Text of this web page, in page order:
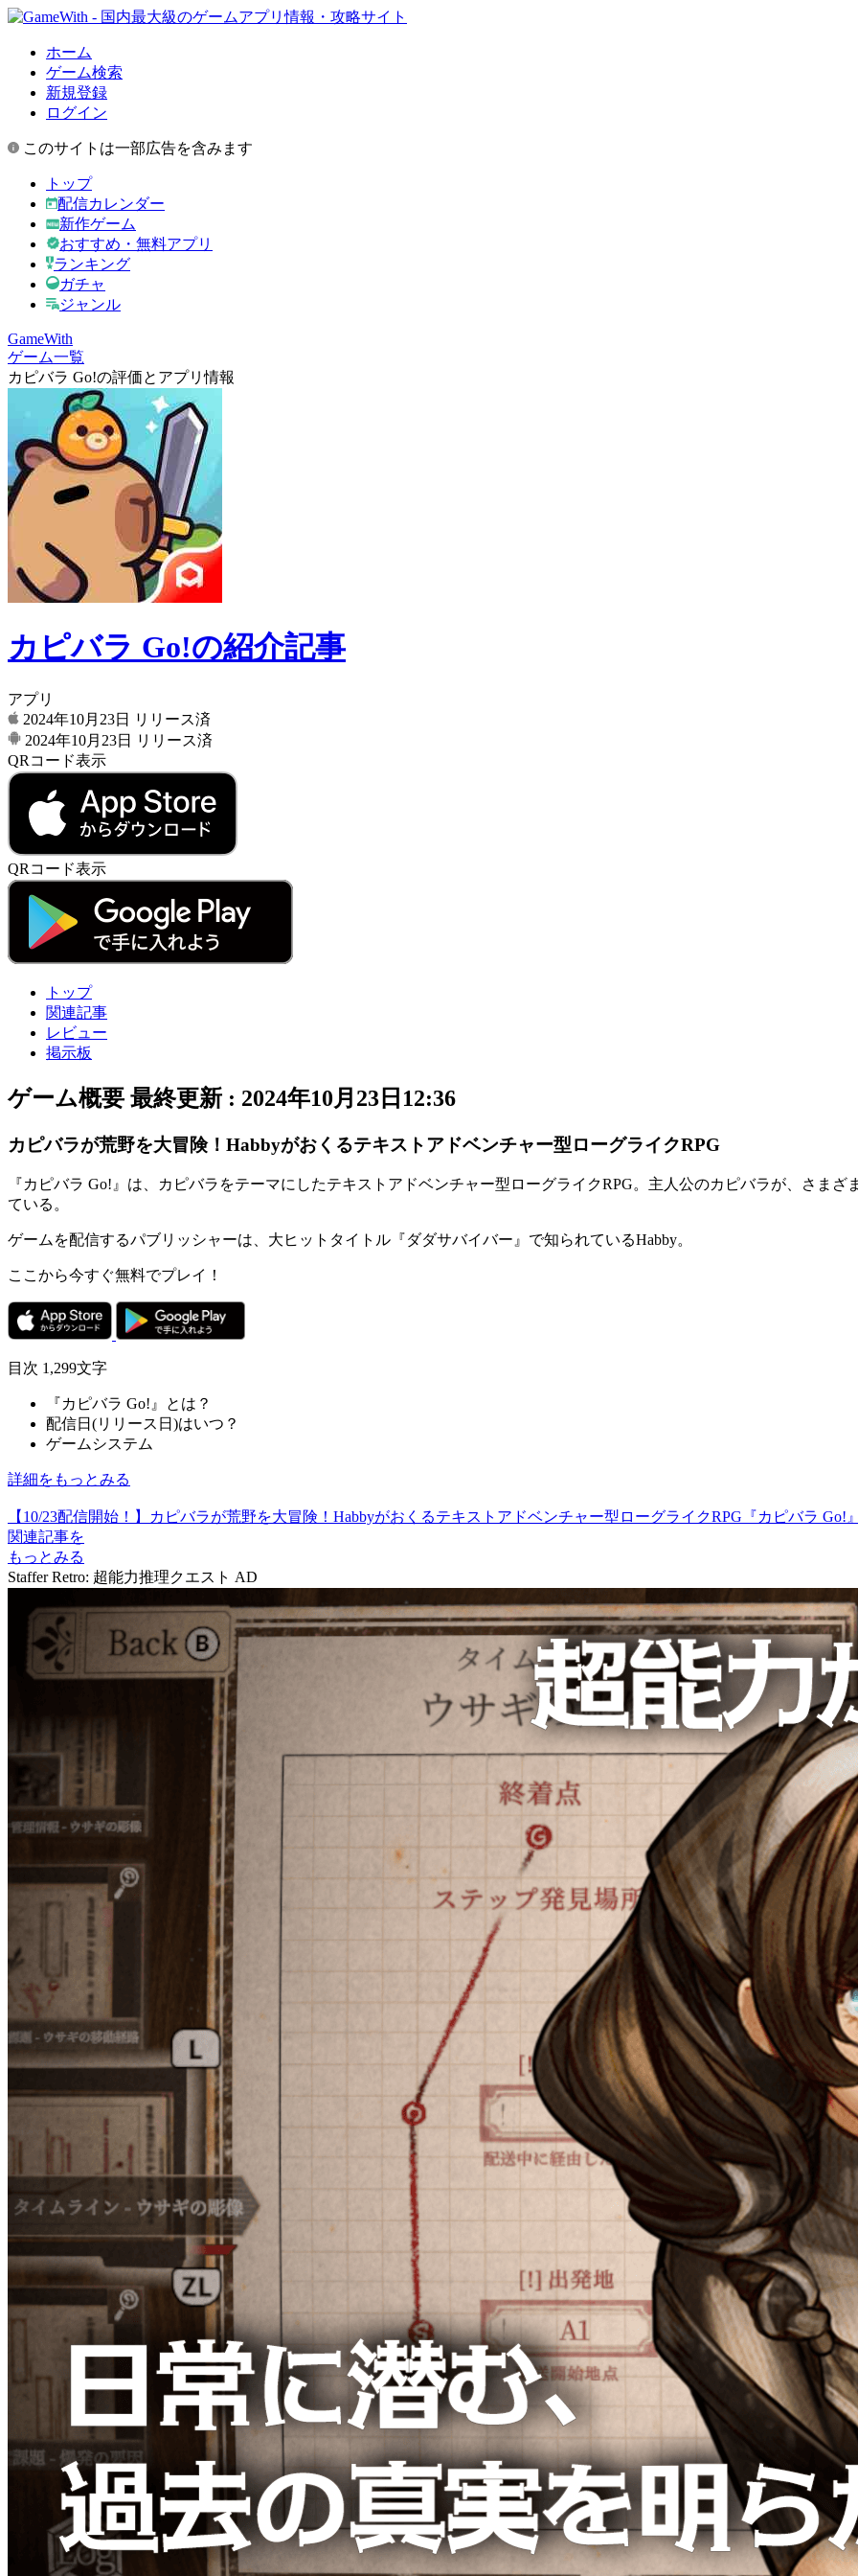
ホーム
ゲーム検索
新規登録
ログイン
このサイトは一部広告を含みます
トップ
配信カレンダー
新作ゲーム
おすすめ・無料アプリ
ランキング
ガチャ
ジャンル
GameWith
ゲーム一覧
カピバラ Go!の評価とアプリ情報
カピバラ Go!の紹介記事
アプリ
2024年10月23日
リリース済
2024年10月23日
リリース済
QRコード表示
QRコード表示
トップ
関連記事
レビュー
掲示板
ゲーム概要 最終更新 : 2024年10月23日12:36
カピバラが荒野を大冒険！Habbyがおくるテキストアドベンチャー型ローグライクRPG
『カピバラ Go!』は、カピバラをテーマにしたテキストアドベンチャー型ローグライクRPG。主人公のカピバラが、さまざ
ている。
ゲームを配信するパブリッシャーは、大ヒットタイトル『ダダサバイバー』で知られているHabby。
ここから今すぐ無料でプレイ！
目次 1,299文字
『カピバラ Go!』とは？
配信日(リリース日)はいつ？
ゲームシステム
詳細をもっとみる
【10/23配信開始！】カピバラが荒野を大冒険！Habbyがおくるテキストアドベンチャー型ローグライクRPG『カピバラ Go!
関連記事を
もっとみる
Staffer Retro: 超能力推理クエスト AD